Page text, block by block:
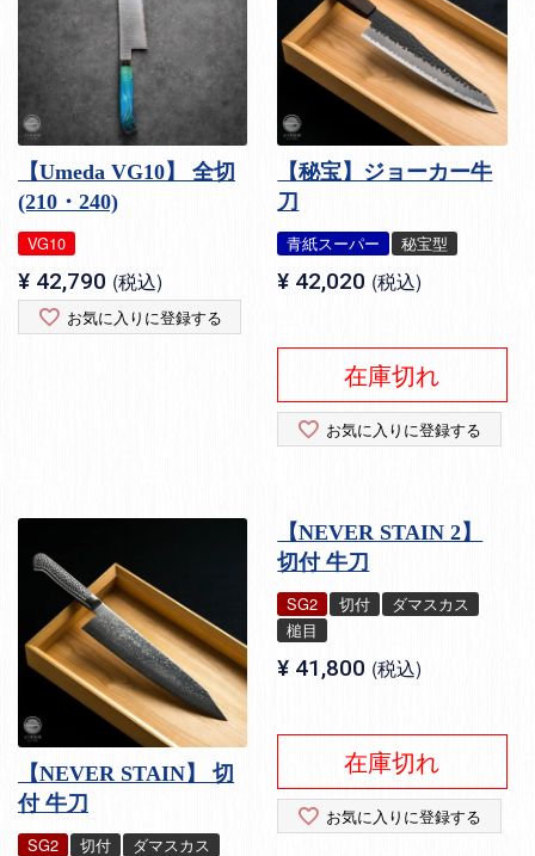
【Umeda VG10】 全切
(210・240)
VG10
¥ 42,790 税込
お気に入りに登録する
【秘宝】ジョーカー牛
刀
青紙スーパー 秘宝型
¥ 42,020 税込
在庫切れ
お気に入りに登録する
【NEVER STAIN】 切
付 牛刀
SG2 切付 ダマスカス
【NEVER STAIN 2】
切付 牛刀
SG2 切付
ダマスカス
槌目
¥ 41,800 税込
在庫切れ
お気に入りに登録する